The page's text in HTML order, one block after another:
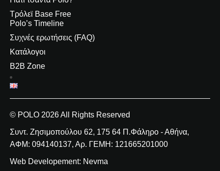
Τρόλεϊ Base Free
Polo’s Timeline
Συχνές ερωτήσεις (FAQ)
Κατάλογοι
B2B Zone
© POLO 2026 All Rights Reserved
Συντ. Ζησιμοπούλου 62, 175 64 Π.Φάληρο - Αθήνα,
ΑΦΜ: 094140137, Αρ. ΓΕΜΗ: 121665201000
Web Developement: Nevma